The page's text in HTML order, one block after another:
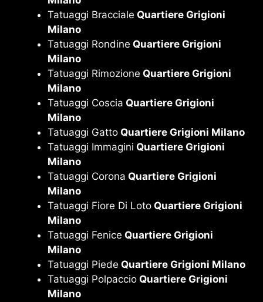
Tatuaggi Bracciale Quartiere Grigioni
Milano
Tatuaggi Rondine Quartiere Grigioni
Milano
Tatuaggi Rimozione Quartiere Grigioni
Milano
Tatuaggi Coscia Quartiere Grigioni
Milano
Tatuaggi Gatto Quartiere Grigioni Milano
Tatuaggi Immagini Quartiere Grigioni
Milano
Tatuaggi Corona Quartiere Grigioni
Milano
Tatuaggi Fiore Di Loto Quartiere Grigioni
Milano
Tatuaggi Fenice Quartiere Grigioni
Milano
Tatuaggi Piede Quartiere Grigioni Milano
Tatuaggi Polpaccio Quartiere Grigioni
Milano